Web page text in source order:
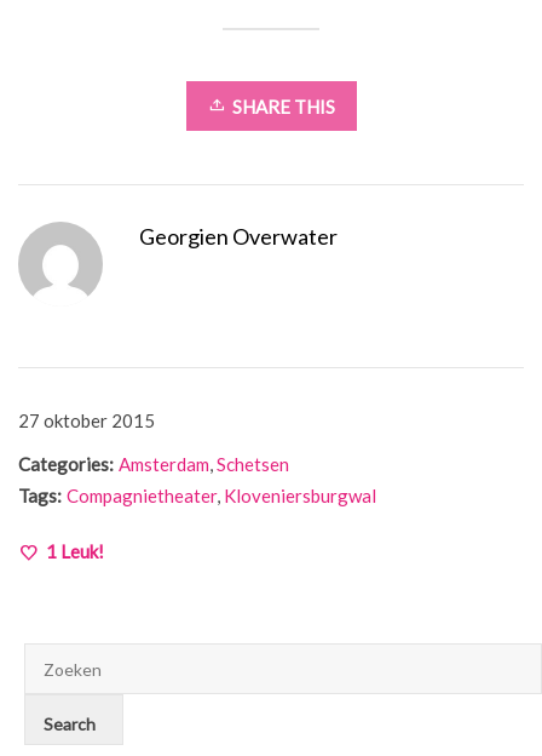
SHARE THIS
Georgien Overwater
27 oktober 2015
Categories: Amsterdam,Schetsen
Tags: Compagnietheater, Kloveniersburgwal
1 Leuk!